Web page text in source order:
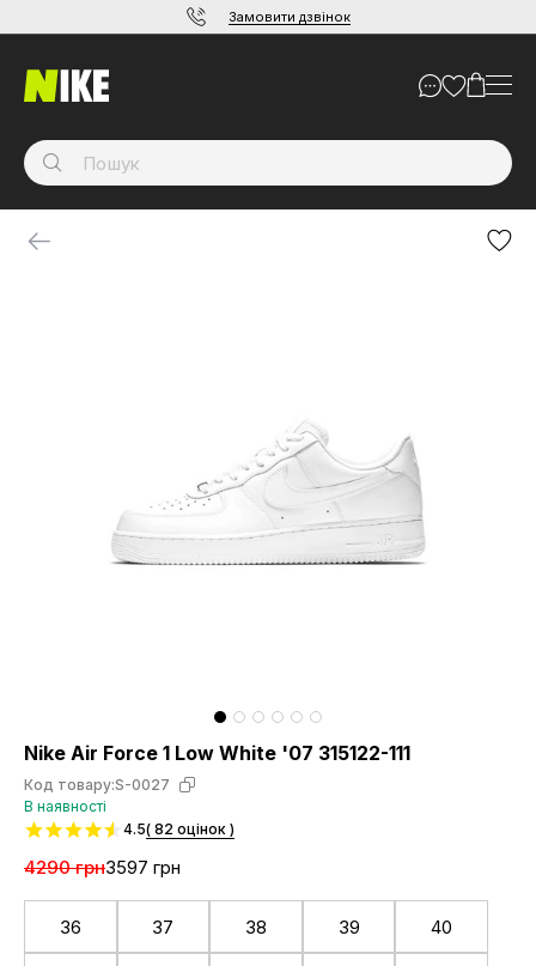
Замовити дзвінок
Nike Air Force 1 Low White '07 315122-111
Код товару:S-0027
В наявності
4.5( 82 оцінок )
4290 грн3597 грн
36 37 38 39 40